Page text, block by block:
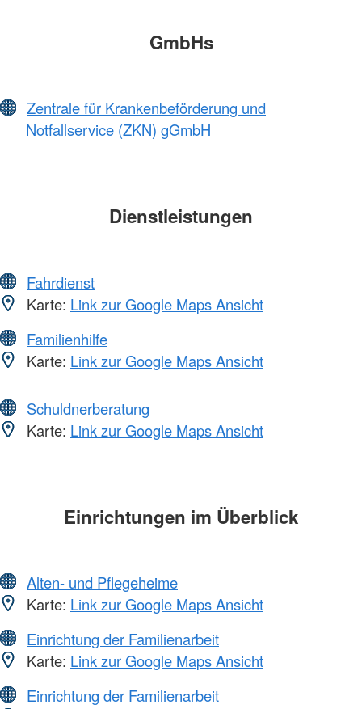
GmbHs
Zentrale für Krankenbeförderung und
Notfallservice (ZKN) gGmbH
Dienstleistungen
Fahrdienst
Karte: Link zur Google Maps Ansicht
Familienhilfe
Karte: Link zur Google Maps Ansicht
Schuldnerberatung
Karte: Link zur Google Maps Ansicht
Einrichtungen im Überblick
Alten- und Pflegeheime
Karte: Link zur Google Maps Ansicht
Einrichtung der Familienarbeit
Karte: Link zur Google Maps Ansicht
Einrichtung der Familienarbeit